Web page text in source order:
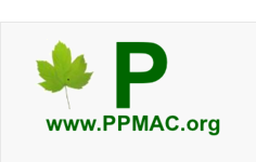
conteúdo
principal